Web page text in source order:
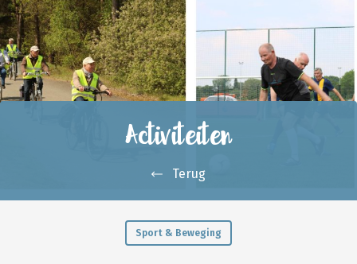
Activiteiten
Terug
Sport & Beweging